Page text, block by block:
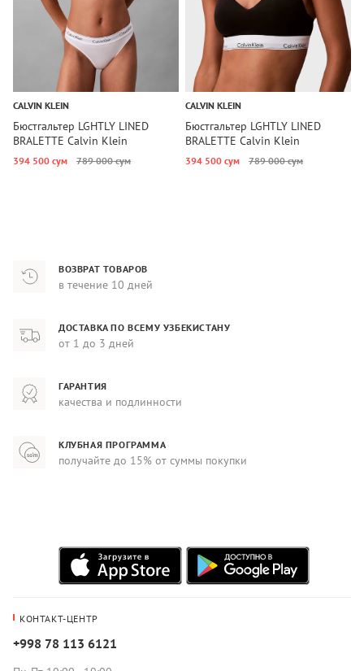
CALVIN KLEIN
Бюстгальтер LGHTLY LINED
BRALETTE Calvin Klein
394 500 сум 789 000 сум
CALVIN KLEIN
Бюстгальтер LGHTLY LINED
BRALETTE Calvin Klein
394 500 сум 789 000 сум
ВОЗВРАТ ТОВАРОВ
в течение 10 дней
ДОСТАВКА ПО ВСЕМУ УЗБЕКИСТАНУ
от 1 до 3 дней
ГАРАНТИЯ
качества и подлинности
КЛУБНАЯ ПРОГРАММА
получайте до 15% от суммы покупки
КОНТАКТ-ЦЕНТР
+998 78 113 6121